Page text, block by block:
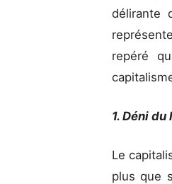
délirante
repéré
1. Déni du
Le
plus que